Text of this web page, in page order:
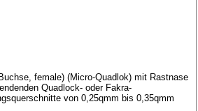
female) (Micro-Quadlok) mit Rastnase
Quadlock- oder Fakra-
von 0,25qmm bis 0,35qmm